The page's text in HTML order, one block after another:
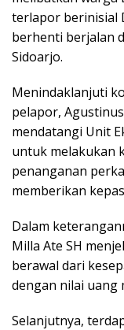
terlapor berinisial
berhenti berjalan
Sidoarjo.
Menindaklanjuti
pelapor,
mendatangi Unit
untuk melakukan
penanganan
memberikan
Dalam
Milla Ate SH
berawal dari
dengan nilai uang
Selanjutnya,